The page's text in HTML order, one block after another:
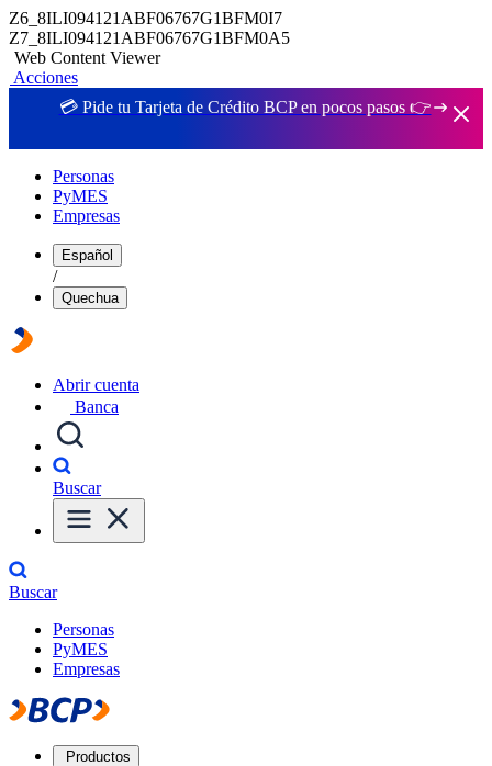
Z6_8ILI094121ABF06767G1BFM0I7
Z7_8ILI094121ABF06767G1BFM0A5
Web Content Viewer
Acciones
💳 Pide tu Tarjeta de Crédito BCP en pocos pasos 👉
Personas
PyMES
Empresas
Español
/
Quechua
Abrir cuenta
Banca
Buscar
Buscar
Personas
PyMES
Empresas
Productos